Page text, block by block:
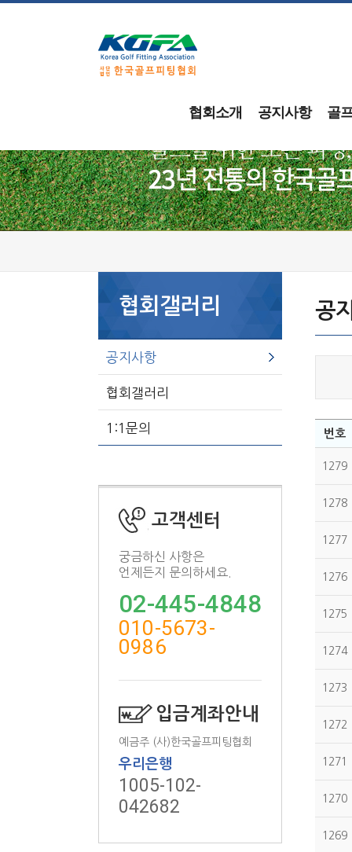
협회소개 공지사항 골
협회갤러리
공지사항
협회갤러리
1:1문의
고객센터
궁금하신 사항은
언제든지 문의하세요.
02-445-4848
010-5673-
0986
입금계좌안내
예금주 (사)한국골프피팅협회
우리은행
1005-102-
042682
공
번호
1279
1278
1277
1276
1275
1274
1273
1272
1271
1270
1269